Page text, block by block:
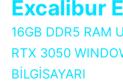
Excalibur
16GB DDR5 RAM
RTX 3050
BİLGİSAYARI